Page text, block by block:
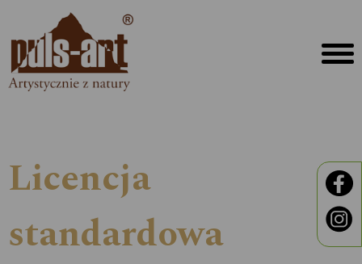
Licencja
standardowa